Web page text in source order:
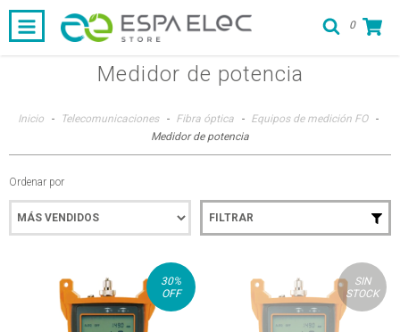
0
Medidor de potencia
Inicio - Telecomunicaciones - Fibra óptica - Equipos de medición FO
-
Medidor de potencia
Ordenar por
FILTRAR
30%
OFF
SIN
STOCK